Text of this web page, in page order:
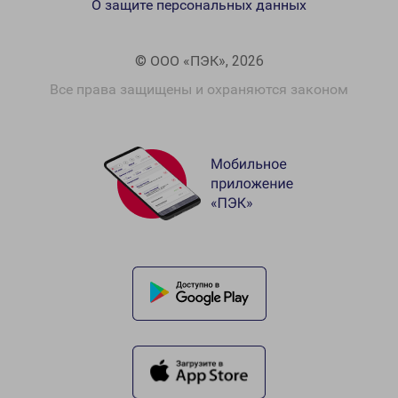
© ООО «ПЭК», 2026
Все права защищены и охраняются законом
О защите персональных данных